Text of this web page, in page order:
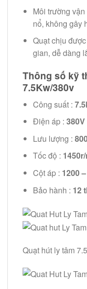
Môi trường
nổ, không gây
Quạt chịu
gian, dễ dàng
Thông số kỹ
7.5Kw/380v
Công suất :
Điện áp : 380V
Lưu lượng :
Tốc độ :
Cột áp : 1200
Bảo hành : 12
Quạt hút ly tâm